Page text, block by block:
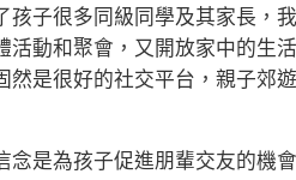
孩子很多同級同學及其家長，
動和聚會，又開放家中的生
是很好的社交平台，親子郊
是為孩子促進朋輩交友的機